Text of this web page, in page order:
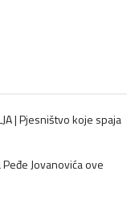
| Pjesništvo koje spaja
Jovanovića ove